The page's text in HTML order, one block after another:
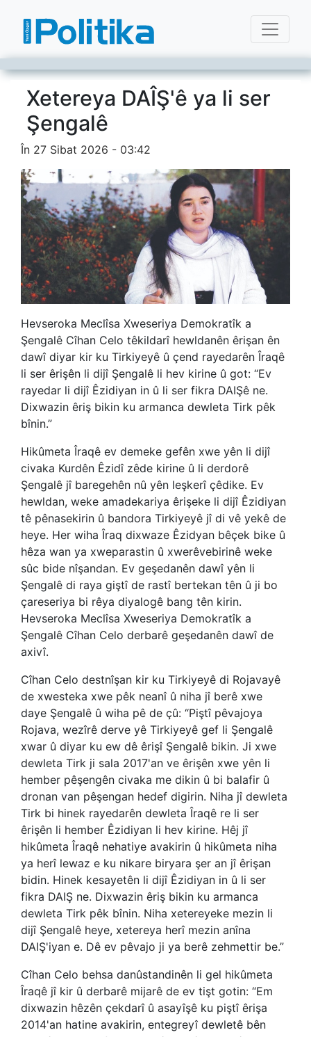
Xetereya DAÎŞ'ê ya li ser
Şengalê
În 27 Sibat 2026 - 03:42
Hevseroka Meclîsa Xweseriya Demokratîk a
Şengalê Cîhan Celo têkildarî hewldanên êrişan ên
dawî diyar kir ku Tirkiyeyê û çend rayedarên Îraqê
li ser êrişên li dijî Şengalê li hev kirine û got: “Ev
rayedar li dijî Êzidiyan in û li ser fikra DAIŞê ne.
Dixwazin êriş bikin ku armanca dewleta Tirk pêk
bînin.”
Hikûmeta Îraqê ev demeke gefên xwe yên li dijî
civaka Kurdên Êzidî zêde kirine û li derdorê
Şengalê jî baregehên nû yên leşkerî çêdike. Ev
hewldan, weke amadekariya êrişeke li dijî Êzidiyan
tê pênasekirin û bandora Tirkiyeyê jî di vê yekê de
heye. Her wiha Îraq dixwaze Êzidyan bêçek bike û
hêza wan ya xweparastin û xwerêvebirinê weke
sûc bide nîşandan. Ev geşedanên dawî yên li
Şengalê di raya giştî de rastî bertekan tên û ji bo
çareseriya bi rêya diyalogê bang tên kirin.
Hevseroka Meclîsa Xweseriya Demokratîk a
Şengalê Cîhan Celo derbarê geşedanên dawî de
axivî.
Cîhan Celo destnîşan kir ku Tirkiyeyê di Rojavayê
de xwesteka xwe pêk neanî û niha jî berê xwe
daye Şengalê û wiha pê de çû: “Piştî pêvajoya
Rojava, wezîrê derve yê Tirkiyeyê gef li Şengalê
xwar û diyar ku ew dê êrişî Şengalê bikin. Ji xwe
dewleta Tirk ji sala 2017'an ve êrişên xwe yên li
hember pêşengên civaka me dikin û bi balafir û
dronan van pêşengan hedef digirin. Niha jî dewleta
Tirk bi hinek rayedarên dewleta Îraqê re li ser
êrişên li hember Êzidiyan li hev kirine. Hêj jî
hikûmeta Îraqê nehatiye avakirin û hikûmeta niha
ya herî lewaz e ku nikare biryara şer an jî êrişan
bidin. Hinek kesayetên li dijî Êzidiyan in û li ser
fikra DAIŞ ne. Dixwazin êriş bikin ku armanca
dewleta Tirk pêk bînin. Niha xetereyeke mezin li
dijî Şengalê heye, xetereya herî mezin anîna
DAIŞ'iyan e. Dê ev pêvajo ji ya berê zehmettir be.”
Cîhan Celo behsa danûstandinên li gel hikûmeta
Îraqê jî kir û derbarê mijarê de ev tişt gotin: “Em
dixwazin hêzên çekdarî û asayîşê ku piştî êrişa
2014'an hatine avakirin, entegreyî dewletê bên